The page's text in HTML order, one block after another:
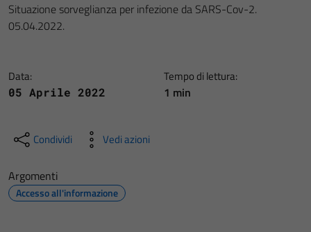
Situazione sorveglianza per infezione da SARS-Cov-2.
05.04.2022.
Data:
05 Aprile 2022
Tempo di lettura:
1 min
Condividi Vedi azioni
Argomenti
Accesso all'informazione